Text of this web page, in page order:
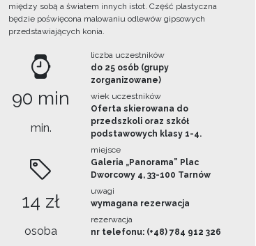
między sobą a światem innych istot. Część plastyczna
będzie poświęcona malowaniu odlewów gipsowych
przedstawiających konia.
90 min
min.
14 zł
osoba
liczba uczestników
do 25 osób (grupy
zorganizowane)
wiek uczestników
Oferta skierowana do
przedszkoli oraz szkół
podstawowych klasy 1-4.
miejsce
Galeria „Panorama” Plac
Dworcowy 4, 33-100 Tarnów
uwagi
wymagana rezerwacja
rezerwacja
nr telefonu: (+48) 784 912 326